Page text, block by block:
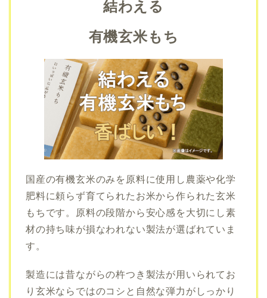
結わえる
有機玄米もち
国産の有機玄米のみを原料に使用し農薬や化学
肥料に頼らず育てられたお米から作られた玄米
もちです。原料の段階から安心感を大切にし素
材の持ち味が損なわれない製法が選ばれていま
す。
製造には昔ながらの杵つき製法が用いられてお
り玄米ならではのコシと自然な弾力がしっかり